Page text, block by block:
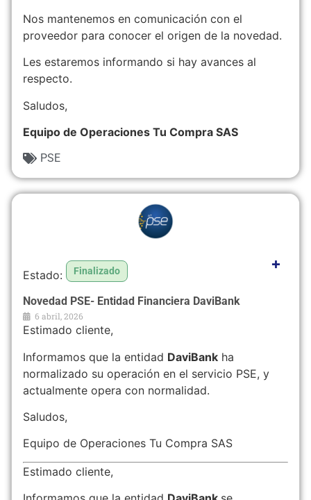
Nos mantenemos en comunicación con el
proveedor para conocer el origen de la novedad.
Les estaremos informando si hay avances al
respecto.
Saludos,
Equipo de Operaciones Tu Compra SAS
PSE
Finalizado
Novedad PSE- Entidad Financiera DaviBank
6 abril, 2026
Estimado cliente,
Informamos que la entidad DaviBank ha
normalizado su operación en el servicio PSE, y
actualmente opera con normalidad.
Saludos,
Equipo de Operaciones Tu Compra SAS
Estimado cliente,
+